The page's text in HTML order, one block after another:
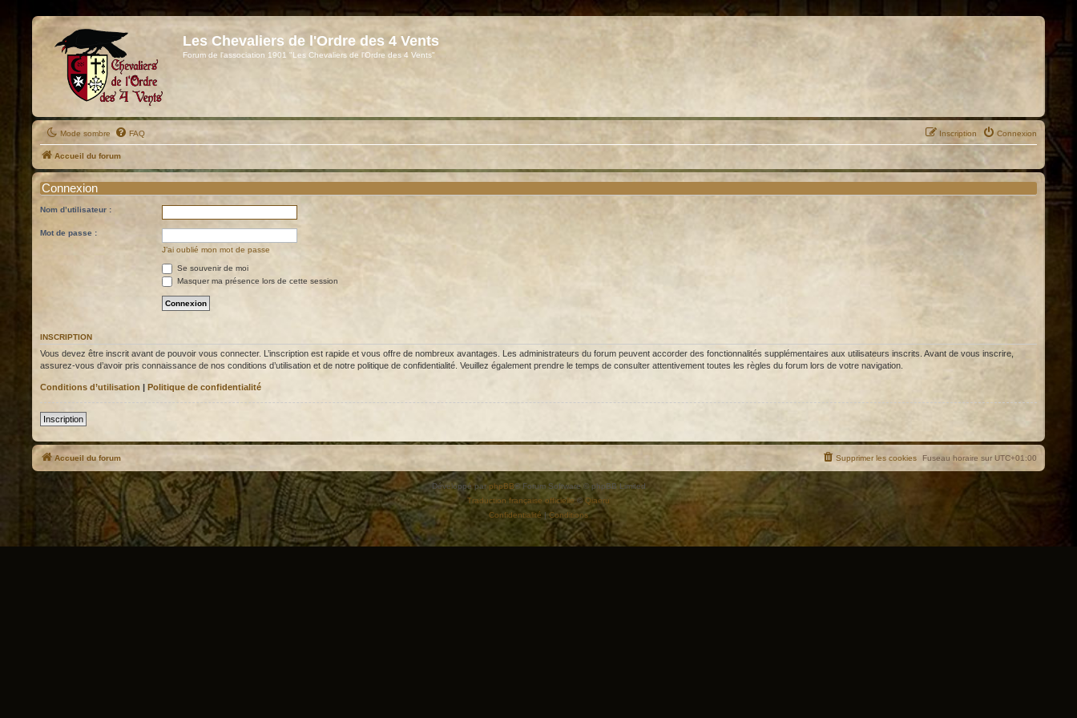
Les Chevaliers de l'Ordre des 4 Vents
Forum de l'association 1901 "Les Chevaliers de l'Ordre des 4 Vents"
Mode sombre FAQ Connexion
Inscription
Accueil du forum
Connexion
Nom d’utilisateur :
Mot de passe :
J’ai oublié mon mot de passe
Se souvenir de moi
Masquer ma présence lors de cette session
INSCRIPTION
Vous devez être inscrit avant de pouvoir vous connecter. L’inscription est rapide et vous offre de nombreux avantages. Les administrateurs du forum peuvent accorder des fonctionnalités supplémentaires aux utilisateurs inscrits. Avant de vous inscrire,
assurez-vous d’avoir pris connaissance de nos conditions d’utilisation et de notre politique de confidentialité. Veuillez également prendre le temps de consulter attentivement toutes les règles du forum lors de votre navigation.
Conditions d’utilisation | Politique de confidentialité
Inscription
Accueil du forum Fuseau horaire sur UTC+01:00
Supprimer les cookies
Développé par phpBB® Forum Software © phpBB Limited
Traduction française officielle© Qiaeru
Confidentialité |Conditions